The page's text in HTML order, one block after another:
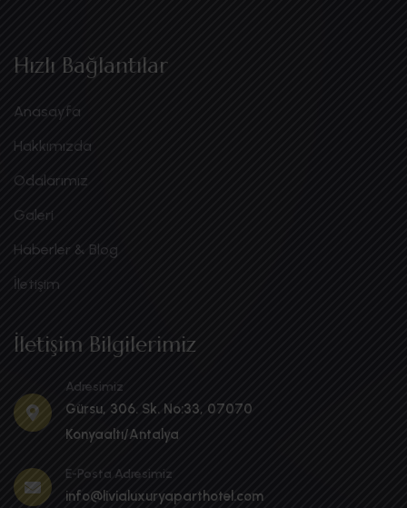
Hızlı Bağlantılar
Anasayfa
Hakkımızda
Odalarımız
Galeri
Haberler & Blog
İletişim
İletişim Bilgilerimiz
Adresimiz
Gürsu, 306. Sk. No:33, 07070
Konyaaltı/Antalya
E-Posta Adresimiz
info@livialuxuryaparthotel.com